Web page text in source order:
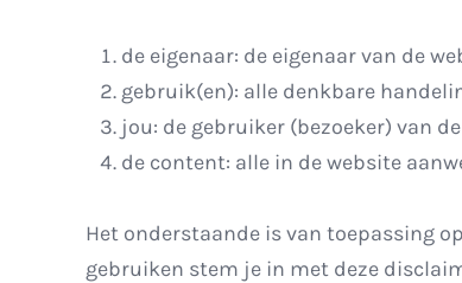
de eigenaar: de eigenaar van de
gebruik(en): alle denkbare
jou: de gebruiker (bezoeker) van
de content: alle in de website
Het onderstaande is van toepassing
gebruiken stem je in met deze